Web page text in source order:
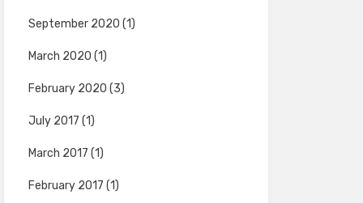
September 2020 (1)
March 2020 (1)
February 2020 (3)
July 2017 (1)
March 2017 (1)
February 2017 (1)